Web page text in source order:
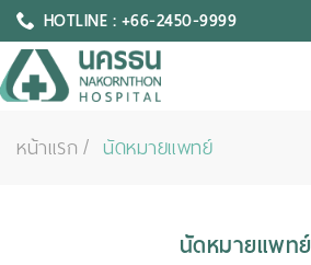
HOTLINE : +66-2450-9999
หน้าแรก นัดหมายแพทย์
นัดหมายแพทย์